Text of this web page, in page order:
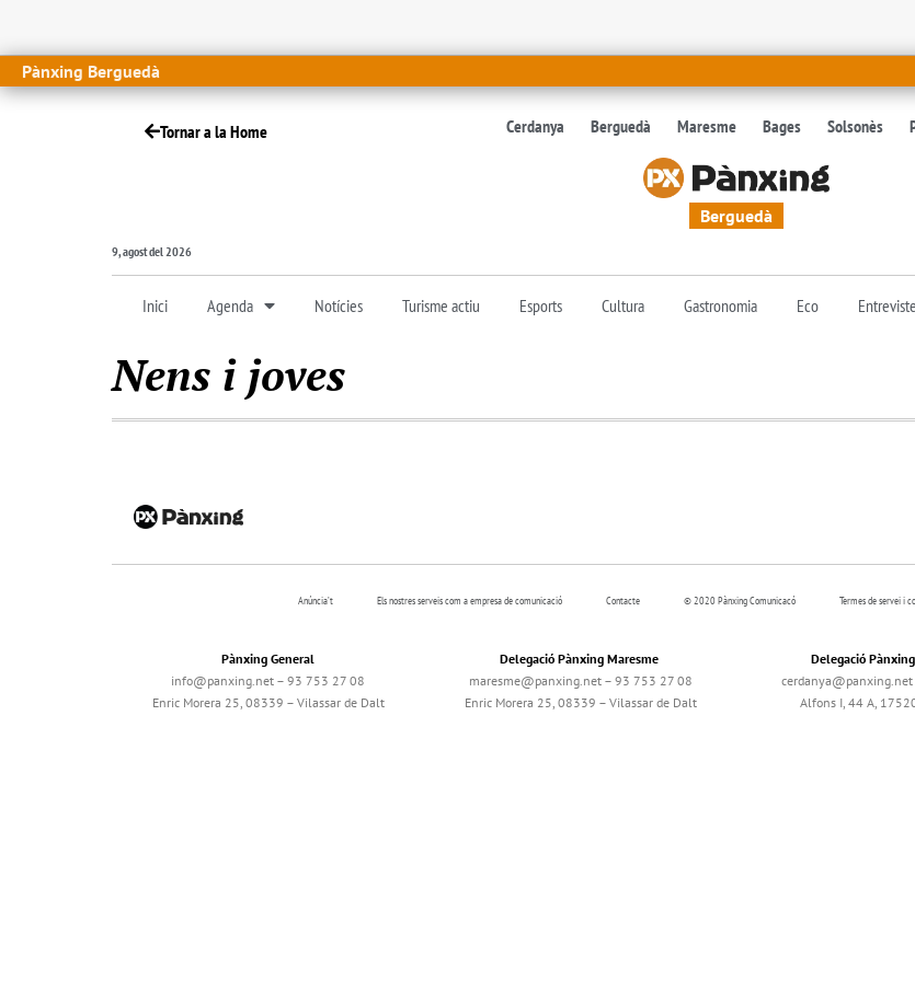
Pànxing Berguedà
Tornar a la Home Cerdanya Berguedà Maresme Bages Solsonès
Berguedà
9, agost del 2026
Inici Agenda Notícies Turisme actiu Esports Cultura Gastronomia Eco
Nens i joves
Anúncia’t Els nostres serveis com a empresa de comunicació Contacte © 2020 Pànxing Comunicacó Termes de servei i
Pànxing General
info@panxing.net – 93 753 27 08
Enric Morera 25, 08339 – Vilassar de Dalt
Delegació Pànxing Maresme
maresme@panxing.net – 93 753 27 08
Enric Morera 25, 08339 – Vilassar de Dalt
Delegació
Alfons I, 44 A,